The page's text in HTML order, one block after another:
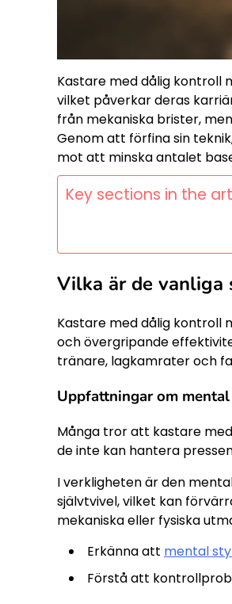
Kastare med dålig
vilket påverkar deras
från mekaniska brister,
Genom att förfina sin
mot att minska antalet
Key sections in the
Vilka är de
Kastare med dålig kontroll
och övergripande
tränare, lagkamrater och
Uppfattningar om
Många tror att kastare
de inte kan hantera
I verkligheten är den
självtvivel, vilket kan
mekaniska eller fysiska
Erkänna att mental
Förstå att